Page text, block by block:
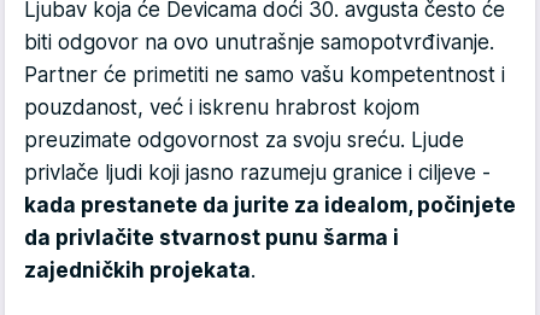
Ljubav koja će Devicama doći 30. avgusta često će
biti odgovor na ovo unutrašnje samopotvrđivanje.
Partner će primetiti ne samo vašu kompetentnost i
pouzdanost, već i iskrenu hrabrost kojom
preuzimate odgovornost za svoju sreću. Ljude
privlače ljudi koji jasno razumeju granice i ciljeve -
kada prestanete da jurite za idealom, počinjete
da privlačite stvarnost punu šarma i
zajedničkih projekata.